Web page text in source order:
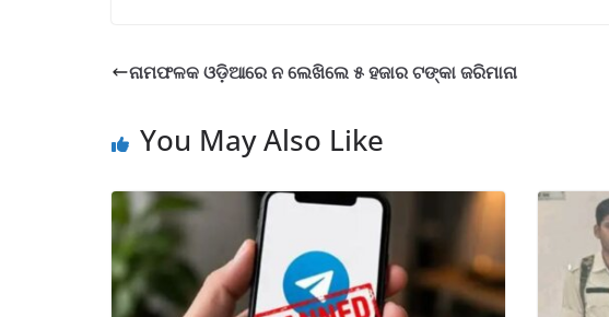
ନାମଫଳକ ଓଡ଼ିଆରେ ନ ଲେଖିଲେ ୫ ହଜାର ଟଙ୍କା ଜରିମାନା
You May Also Like